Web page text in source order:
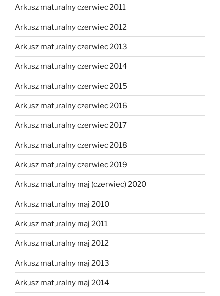
Arkusz maturalny czerwiec 2011
Arkusz maturalny czerwiec 2012
Arkusz maturalny czerwiec 2013
Arkusz maturalny czerwiec 2014
Arkusz maturalny czerwiec 2015
Arkusz maturalny czerwiec 2016
Arkusz maturalny czerwiec 2017
Arkusz maturalny czerwiec 2018
Arkusz maturalny czerwiec 2019
Arkusz maturalny maj (czerwiec) 2020
Arkusz maturalny maj 2010
Arkusz maturalny maj 2011
Arkusz maturalny maj 2012
Arkusz maturalny maj 2013
Arkusz maturalny maj 2014